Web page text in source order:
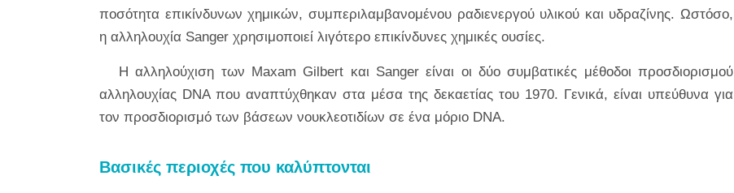
ποσότητα επικίνδυνων χημικών, συμπεριλαμβανομένου ραδιενεργού υλικού και υδραζίνης. Ωστόσο,
η αλληλουχία Sanger χρησιμοποιεί λιγότερο επικίνδυνες χημικές ουσίες.
Η αλληλούχιση των Maxam Gilbert και Sanger είναι οι δύο συμβατικές μέθοδοι προσδιορισμού
αλληλουχίας DNA που αναπτύχθηκαν στα μέσα της δεκαετίας του 1970. Γενικά, είναι υπεύθυνα για
τον προσδιορισμό των βάσεων νουκλεοτιδίων σε ένα μόριο DNA.
Βασικές περιοχές που καλύπτονται